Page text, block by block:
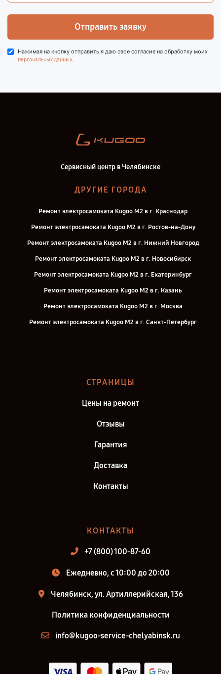
Отправить заявку
Нажимая на кнопку отправить я даю свое согласие на обработку моих
персональных данных.
Сервисный центр в Челябинске
ДРУГИЕ ГОРОДА
Ремонт электросамоката Kugoo M2 в г. Краснодар
Ремонт электросамоката Kugoo M2 в г. Ростов-на-Дону
Ремонт электросамоката Kugoo M2 в г. Нижний Новгород
Ремонт электросамоката Kugoo M2 в г. Новосибирск
Ремонт электросамоката Kugoo M2 в г. Екатеринбург
Ремонт электросамоката Kugoo M2 в г. Казань
Ремонт электросамоката Kugoo M2 в г. Москва
Ремонт электросамоката Kugoo M2 в г. Санкт-Петербург
СТРАНИЦЫ
Цены на ремонт
Отзывы
Гарантия
Доставка
Контакты
КОНТАКТЫ
+7 (800) 100-87-60
Ежедневно, с 10:00 до 20:00
Челябинск, ул. Артиллерийская, 136
Политика конфиденциальности
info@kugoo-service-chelyabinsk.ru